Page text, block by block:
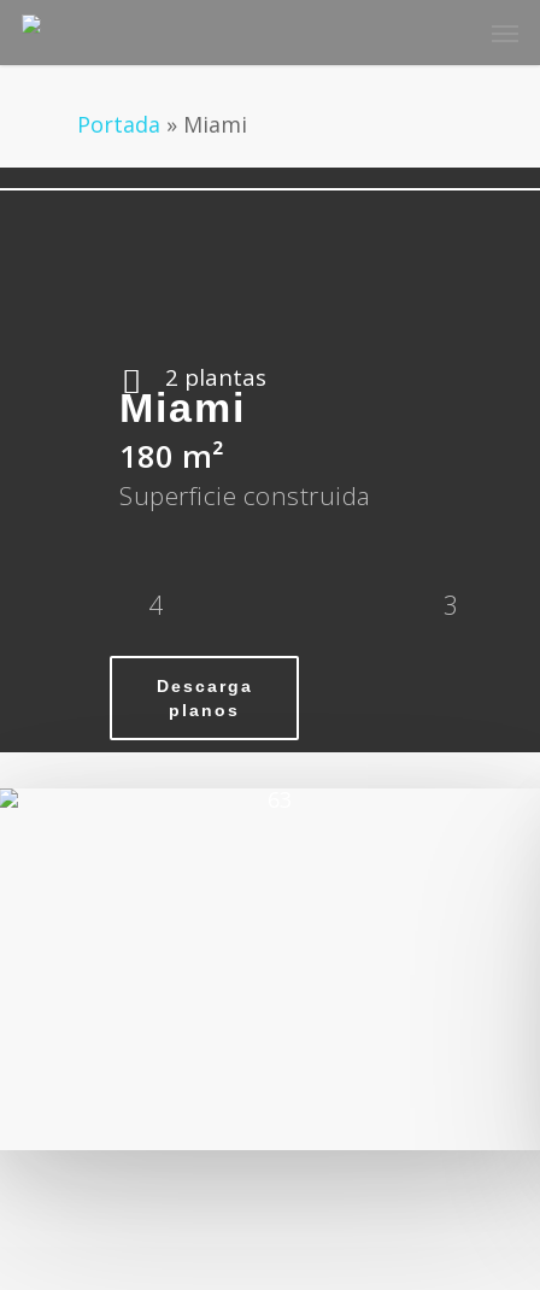
Skip
content
Portada » Miami
2 plantas
Miami
180 m²
Superficie construida
4 3
Descarga
planos